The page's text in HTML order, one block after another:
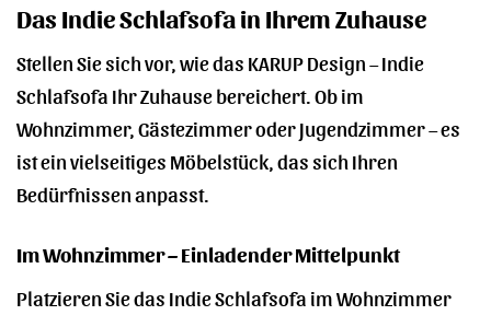
Das Indie Schlafsofa in Ihrem Zuhause
Stellen Sie sich vor, wie das KARUP Design – Indie
Schlafsofa Ihr Zuhause bereichert. Ob im
Wohnzimmer, Gästezimmer oder Jugendzimmer – es
ist ein vielseitiges Möbelstück, das sich Ihren
Bedürfnissen anpasst.
Im Wohnzimmer – Einladender Mittelpunkt
Platzieren Sie das Indie Schlafsofa im Wohnzimmer